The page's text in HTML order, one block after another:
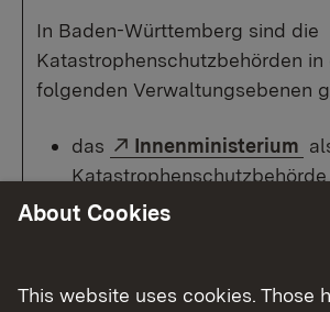
In Baden-Württemberg sind die
Katastrophenschutzbehörden in
folgenden Verwaltungsebenen
das Externer Link:
Innenministerium
die sich über einen
About Cookies
This website uses cookies. Those